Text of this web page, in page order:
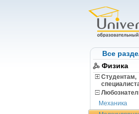
Все
Физика
Студентам,
Механика